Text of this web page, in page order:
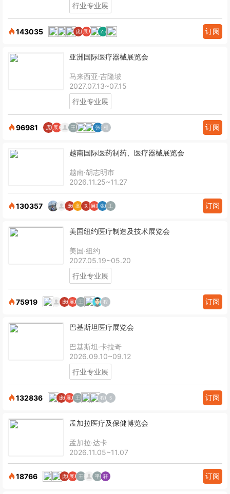
行业专业展
143035 订阅
亚洲国际医疗器械展览会
马来西亚·吉隆坡
2027.07.13~07.15
行业专业展
96981 订阅
越南国际医药制药、医疗器械展览会
越南·胡志明市
2026.11.25~11.27
130357 订阅
美国纽约医疗制造及技术展览会
美国·纽约
2027.05.19~05.20
行业专业展
75919 订阅
巴基斯坦医疗展览会
巴基斯坦·卡拉奇
2026.09.10~09.12
行业专业展
132836 订阅
孟加拉医疗及保健博览会
孟加拉·达卡
2026.11.05~11.07
18766 订阅